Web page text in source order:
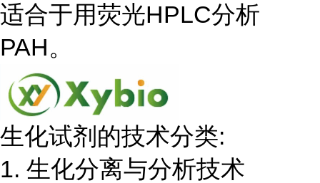
适合于用荧光HPLC分析
PAH。
生化试剂的技术分类:
1. 生化分离与分析技术